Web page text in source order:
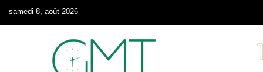
samedi 8, août 2026